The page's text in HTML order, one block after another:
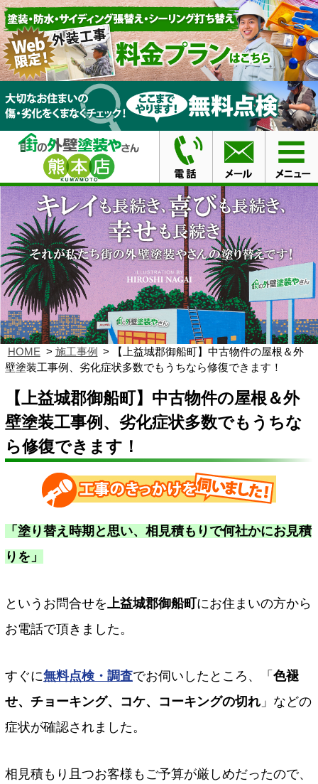
HOME 施工事例
【上益城郡御船町】中古物件の屋根＆外
壁塗装工事例、劣化症状多数でもうちなら修復できます！
【上益城郡御船町】中古物件の屋根＆外
壁塗装工事例、劣化症状多数でもうちな
ら修復できます！
「塗り替え時期と思い、相見積もりで何社かにお見積
りを」
というお問合せを上益城郡御船町にお住まいの方から
お電話で頂きました。
すぐに無料点検・調査でお伺いしたところ、「 色褪
せ、チョーキング、コケ、コーキングの切れ」などの
症状が確認されました。
相見積もり且つお客様もご予算が厳しめだったので、